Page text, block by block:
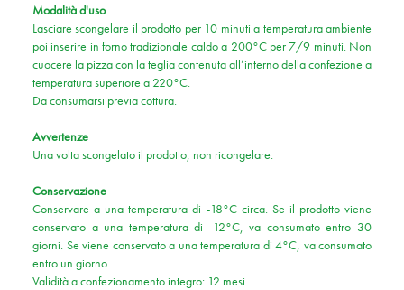
Modalità d'uso
Lasciare scongelare il prodotto per 10 minuti a temperatura ambiente
poi inserire in forno tradizionale caldo a 200°C per 7/9 minuti. Non
cuocere la pizza con la teglia contenuta all’interno della confezione a
temperatura superiore a 220°C.
Da consumarsi previa cottura.
Avvertenze
Una volta scongelato il prodotto, non ricongelare.
Conservazione
Conservare a una temperatura di -18°C circa. Se il prodotto viene
conservato a una temperatura di -12°C, va consumato entro 30
giorni. Se viene conservato a una temperatura di 4°C, va consumato
entro un giorno.
Validità a confezionamento integro: 12 mesi.